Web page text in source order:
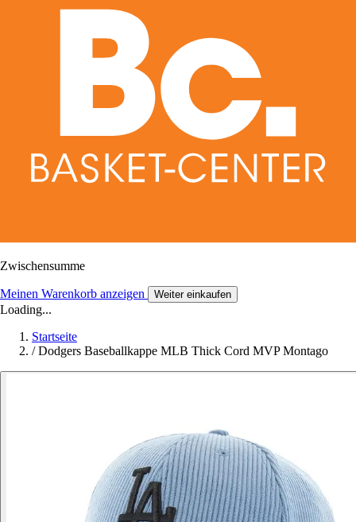
Zwischensumme
Meinen Warenkorb anzeigen Weiter einkaufen
Loading...
Startseite
/ Dodgers Baseballkappe MLB Thick Cord MVP Montago